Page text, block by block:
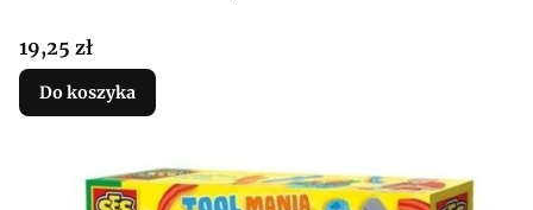
Cena
19,25 zł
Do koszyka